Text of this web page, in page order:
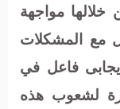
خلالها مواجهة
مع المشكلات
إيجابى فاعل في
لشعوب هذه